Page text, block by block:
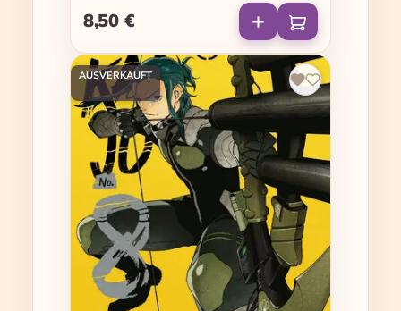
Regulärer Preis:
8,50 €
AUSVERKAUFT